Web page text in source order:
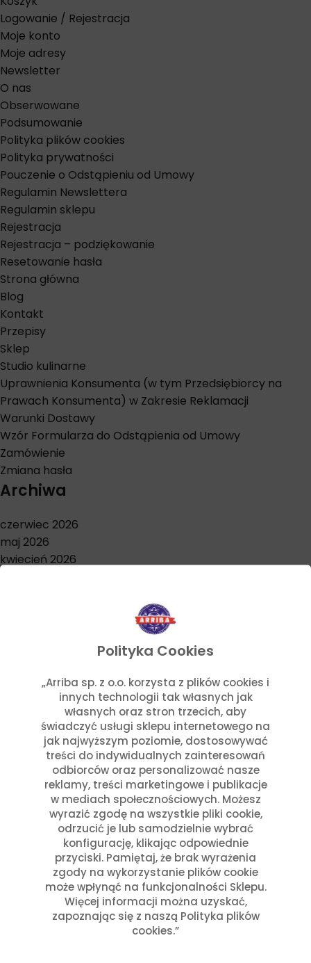
Polityka Cookies
„Arriba sp. z o.o. korzysta z plików cookies i
innych technologii tak własnych jak
własnych oraz stron trzecich, aby
świadczyć usługi sklepu internetowego na
jak najwyższym poziomie, dostosowywać
treści do indywidualnych zainteresowań
odbiorców oraz personalizować nasze
reklamy, treści marketingowe i publikacje
w mediach społecznościowych. Możesz
wyrazić zgodę na wszystkie pliki cookie,
odrzucić je lub samodzielnie wybrać
konfigurację, klikając odpowiednie
przyciski. Pamiętaj, że brak wyrażenia
zgody na wykorzystanie plików cookie
może wpłynąć na funkcjonalności Sklepu.
Więcej informacji można uzyskać,
zapoznając się z naszą Polityka plików
cookies.”
Logowanie / Rejestracja
Moje konto
Moje adresy
Newsletter
O nas
Obserwowane
Podsumowanie
Polityka plików cookies
Polityka prywatności
Pouczenie o Odstąpieniu od Umowy
Regulamin Newslettera
Regulamin sklepu
Rejestracja
Rejestracja – podziękowanie
Resetowanie hasła
Strona główna
Blog
Kontakt
Przepisy
Sklep
Studio kulinarne
Uprawnienia Konsumenta (w tym Przedsiębiorcy na
Prawach Konsumenta) w Zakresie Reklamacji
Warunki Dostawy
Wzór Formularza do Odstąpienia od Umowy
Zamówienie
Zmiana hasła
Archiwa
czerwiec 2026
maj 2026
kwiecień 2026
czerwiec 2025
marzec 2025
styczeń 2025
Kategorie
Aktualności w Arribie(7)
Aktualności z Meksyku(7)
Ciekawostki Turystyczne(4)
Kultura i Historia Meksyku(10)
Potrawy i Gastronomia(11)
Święta Meksykańskie(7)
Święta w Polsce i Meksyku(3)